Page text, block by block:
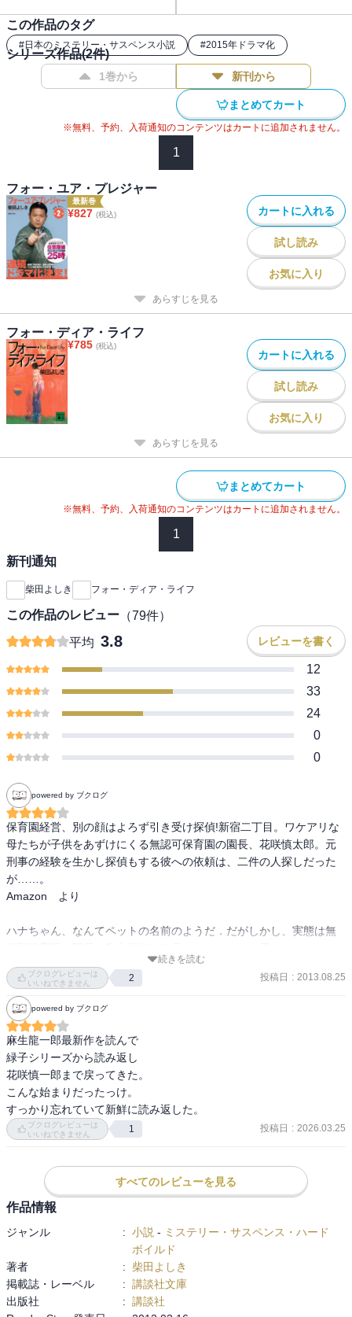
この作品のタグ
#日本のミステリー・サスペンス小説 #2015年ドラマ化
シリーズ作品(2件)
1巻から 新刊から
まとめてカート
※無料、予約、入荷通知のコンテンツはカートに追加されません。
1
フォー・ユア・プレジャー
最新巻
¥827 (税込) カートに入れる
試し読み
お気に入り
あらすじを見る
フォー・ディア・ライフ
¥785 (税込)
カートに入れる
試し読み
お気に入り
あらすじを見る
まとめてカート
※無料、予約、入荷通知のコンテンツはカートに追加されません。
1
新刊通知
柴田よしき フォー・ディア・ライフ
この作品のレビュー （79件）
平均 3.8 レビューを書く
12
33
24
0
0
powered by ブクログ
保育園経営、別の顔はよろず引き受け探偵!新宿二丁目。ワケアリな
母たちが子供をあずけにくる無認可保育園の園長、花咲慎太郎。元
刑事の経験を生かし探偵もする彼への依頼は、二件の人探しだった
が……。
Amazon　より
ハナちゃん、なんてペットの名前のようだ．だがしかし、実態は無
柴田さんの描くストーリーで、問題を起こす人たちの動機はけっこ
う純粋なものが多い気がする．やっていることは許されることでは
ないのだけれど、同時に同情もしてしまうのだ．
人情深いハナちゃんの、保育園の園児に対する愛情は、過去への贖
罪であり、同時に自分という存在の肯定でもある．厳しい現実と
日々向き合うからこそ、無垢で純粋なものを大切にするのだろう．
RICOシリーズの麻生さんみたいで、ちょっと惹かれる．
続きを読む
ブクログレビューは
いいねできません
2 投稿日 : 2013.08.25
powered by ブクログ
麻生龍一郎最新作を読んで
緑子シリーズから読み返し
花咲慎一郎まで戻ってきた。
こんな始まりだったっけ。
すっかり忘れていて新鮮に読み返した。
ブクログレビューは
いいねできません
1 投稿日 : 2026.03.25
すべてのレビューを見る
作品情報
ジャンル : 小説 - ミステリー・サスペンス・ハード
ボイルド
著者
:
柴田よしき
掲載誌・レーベル
: 講談社文庫
出版社
: 講談社